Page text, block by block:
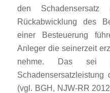
den Schadensersatz
Rückabwicklung des
einer Besteuerung
Anleger die seinerzeit
nehme. Das sei
(vgl. BGH, NJW-RR